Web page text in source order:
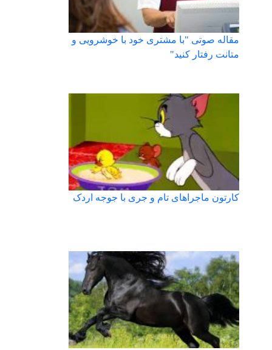
مقاله صوتی "با مشتری خود با خوشرویی و
متانت رفتار کنید"
کارتون ماجراهای تام و جری با جوجه اردک